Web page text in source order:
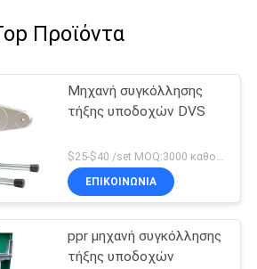
Προϊόντα
Μηχανή συγκόλλησης
τήξης υποδοχών DVS
$25-$40 /set MOQ:3000 καθορισμένο Discussible
ΕΠΙΚΟΙΝΩΝΙΑ
ppr μηχανή συγκόλλησης
τήξης υποδοχών